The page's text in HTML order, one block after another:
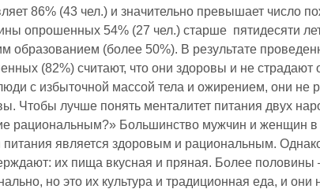
86% (43 чел.) и значительно превышает число
опрошенных 54% (27 чел.) старше пятидесяти
образованием (более 50%). В результате
(82%) считают, что они здоровы и не
с избыточной массой тела и ожирением, они не
Чтобы лучше понять менталитет питания двух
рациональным?» Большинство мужчин и женщин
является здоровым и рациональным.
их пища вкусная и пряная. Более половины
но это их культура и традиционная еда, и